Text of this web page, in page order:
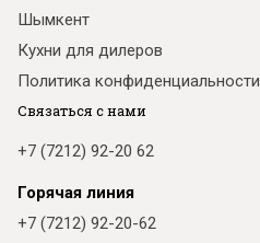
Шымкент
Кухни для дилеров
Политика конфиденциальности
Связаться с нами
+7 (7212) 92-20 62
Горячая линия
+7 (7212) 92-20-62